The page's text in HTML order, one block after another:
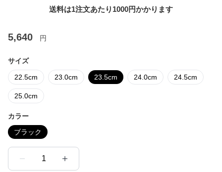
送料は1注文あたり 1000円かかります
5,640 円
サイズ
22.5cm 23.0cm 23.5cm 24.0cm 24.5cm
25.0cm
カラー
ブラック
1